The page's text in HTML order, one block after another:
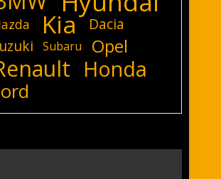
Kia
Dacia
Subaru Opel
Honda